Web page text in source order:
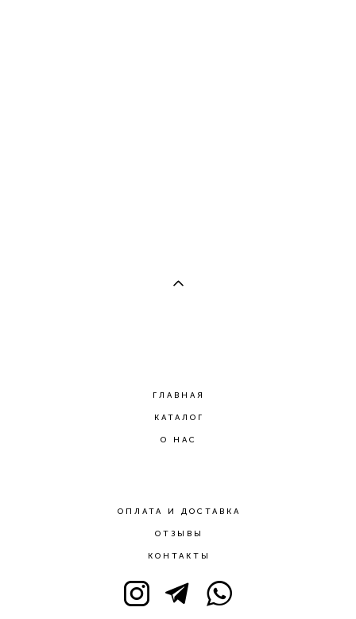
ГЛАВНАЯ
КАТАЛОГ
О НАС
ОПЛАТА И ДОСТАВКА
ОТЗЫВЫ
КОНТАКТЫ